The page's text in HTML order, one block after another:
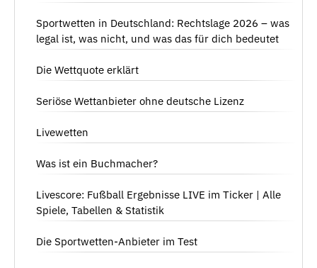
Sportwetten in Deutschland: Rechtslage 2026 – was
legal ist, was nicht, und was das für dich bedeutet
Die Wettquote erklärt
Seriöse Wettanbieter ohne deutsche Lizenz
Livewetten
Was ist ein Buchmacher?
Livescore: Fußball Ergebnisse LIVE im Ticker | Alle
Spiele, Tabellen & Statistik
Die Sportwetten-Anbieter im Test